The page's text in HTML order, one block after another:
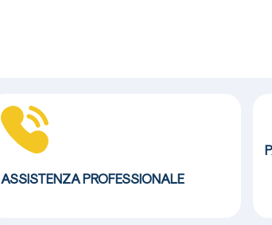
ASSISTENZAPROFESSIONALE